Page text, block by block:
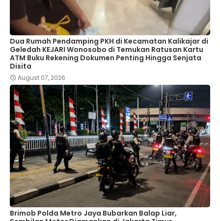
Dua Rumah Pendamping PKH di Kecamatan Kalikajar di
Geledah KEJARI Wonosobo di Temukan Ratusan Kartu
ATM Buku Rekening Dokumen Penting Hingga Senjata
Disita
August 07, 2026
Brimob Polda Metro Jaya Bubarkan Balap Liar,